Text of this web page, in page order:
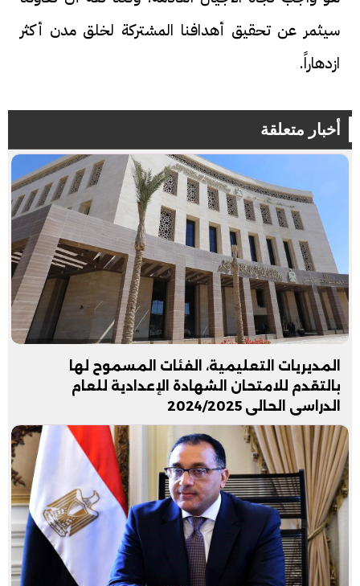
سيثمر عن تحقيق أهدافنا المشتركة لخلق مدن أكثر
ازدهاراً.
أخبار متعلقة
المديريات التعليمية، الفئات المسموح لها
بالتقدم للامتحان الشهادة الإعدادية للعام
الدراسي الحالي 2024/2025